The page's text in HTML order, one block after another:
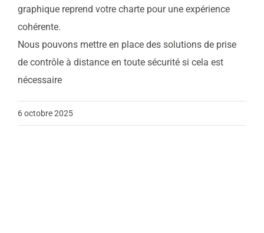
graphique reprend votre charte pour une expérience
cohérente.
Nous pouvons mettre en place des solutions de prise
de contrôle à distance en toute sécurité si cela est
nécessaire
6 octobre 2025
Actualités
Support
Télécharger notre